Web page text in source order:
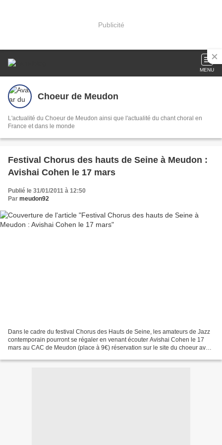
Publicité
MENU
Choeur de Meudon
L'actualité du Choeur de Meudon ainsi que l'actualité du chant choral en
France et dans le monde
Festival Chorus des hauts de Seine à Meudon :
Avishai Cohen le 17 mars
Publié le 31/01/2011 à 12:50
Par meudon92
Dans le cadre du festival Chorus des Hauts de Seine, les amateurs de Jazz
contemporain pourront se régaler en venant écouter Avishai Cohen le 17
mars au CAC de Meudon (place à 9€) réservation sur le site du choeur avant